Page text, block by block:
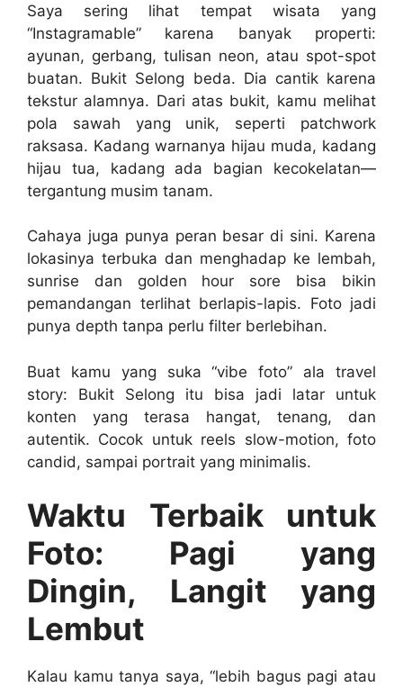
Saya sering lihat tempat wisata yang
“Instagramable” karena banyak properti:
ayunan, gerbang, tulisan neon, atau spot-spot
buatan. Bukit Selong beda. Dia cantik karena
tekstur alamnya. Dari atas bukit, kamu melihat
pola sawah yang unik, seperti patchwork
raksasa. Kadang warnanya hijau muda, kadang
hijau tua, kadang ada bagian kecokelatan—
tergantung musim tanam.
Cahaya juga punya peran besar di sini. Karena
lokasinya terbuka dan menghadap ke lembah,
sunrise dan golden hour sore bisa bikin
pemandangan terlihat berlapis-lapis. Foto jadi
punya depth tanpa perlu filter berlebihan.
Buat kamu yang suka “vibe foto” ala travel
story: Bukit Selong itu bisa jadi latar untuk
konten yang terasa hangat, tenang, dan
autentik. Cocok untuk reels slow-motion, foto
candid, sampai portrait yang minimalis.
Waktu Terbaik untuk
Foto: Pagi yang
Dingin, Langit yang
Lembut
Kalau kamu tanya saya, “lebih bagus pagi atau